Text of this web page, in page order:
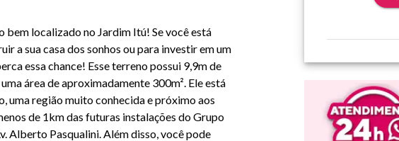
bem localizado no Jardim Itú! Se você está
a sua casa dos sonhos ou para investir em um
essa chance! Esse terreno possui 9,9m de
área de aproximadamente 300m². Ele está
uma região muito conhecida e próximo aos
de 1km das futuras instalações do Grupo
Alberto Pasqualini. Além disso, você pode